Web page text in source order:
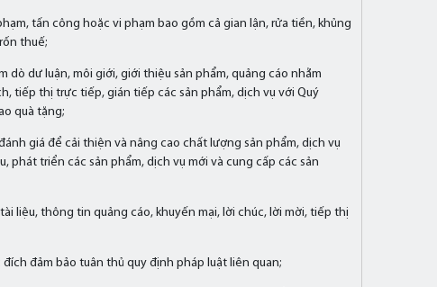
tấn công hoặc vi phạm bao gồm cả gian lận, rửa tiền, khủng
thuế;
dư luận, môi giới, giới thiệu sản phẩm, quảng cáo nhằm
tiếp thị trực tiếp, gián tiếp các sản phẩm, dịch vụ với Quý
quà tặng;
giá để cải thiện và nâng cao chất lượng sản phẩm, dịch vụ
phát triển các sản phẩm, dịch vụ mới và cung cấp các sản
liệu, thông tin quảng cáo, khuyến mại, lời chúc, lời mời, tiếp thị
đảm bảo tuân thủ quy định pháp luật liên quan;